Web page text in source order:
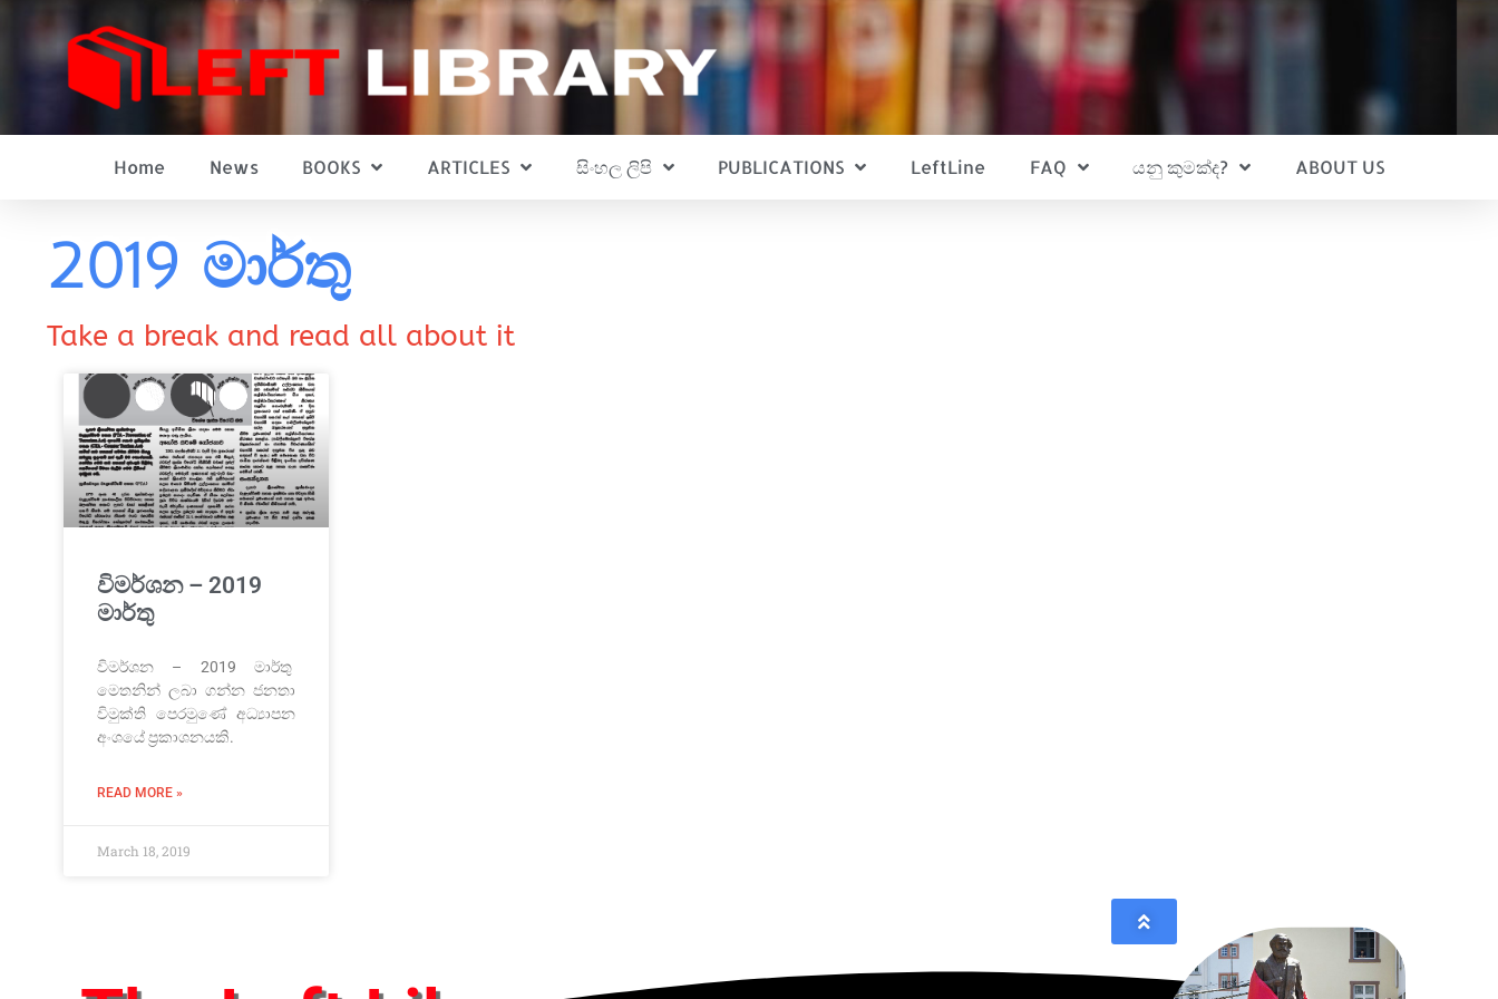
Home News BOOKS ARTICLES සිංහල ලිපි PUBLICATIONS LeftLine FAQ යනු කුමක්ද? ABOUT US
2019 මාර්තු
Take a break and read all about it
විමර්ශන – 2019
මාර්තු
විමර්ශන – 2019 මාර්තු
මෙතනින් ලබා ගන්න ජනතා
විමුක්ති පෙරමුණේ අධ්‍යාපන
අංශයේ ප්‍රකාශනයකි.
READ MORE »
March 18, 2019